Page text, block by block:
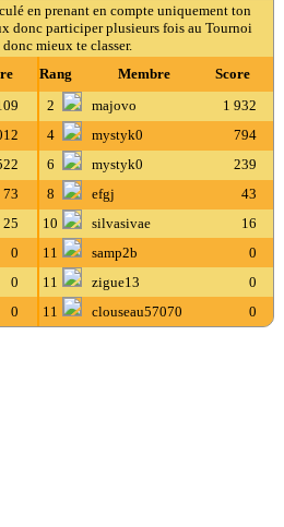
en prenant en compte uniquement ton
donc participer plusieurs fois au Tournoi
mieux te classer.
Rang Membre
Score
2 majovo
1 932
4 mystyk0
794
6 mystyk0
239
73 8 efgj
43
25 10 silvasivae
16
0 11 samp2b
0
0 11 zigue13
0
0 11 clouseau57070 0